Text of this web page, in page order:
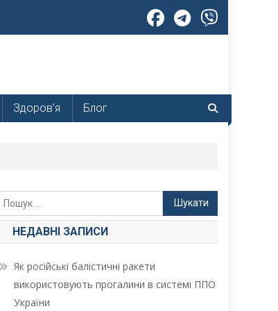
Здоров’я Блог
Пошук:
НЕДАВНІ ЗАПИСИ
Як російські балістичні ракети
використовують прогалини в системі ППО
України